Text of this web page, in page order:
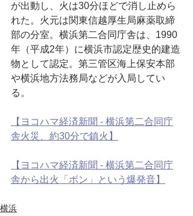
が出動し、火は30分ほどで消し止めら
れた。火元は関東信越厚生局麻薬取締
部の分室。横浜第二合同庁舎は、1990
年（平成2年）に横浜市認定歴史的建造
物として認定。第三管区海上保安本部
や横浜地方法務局などが入局してい
る。
【ヨコハマ経済新聞 - 横浜第二合同庁
舎火災、約30分で鎮火】
【ヨコハマ経済新聞 - 横浜第二合同庁
舎から出火「ボン」という爆発音】
横浜